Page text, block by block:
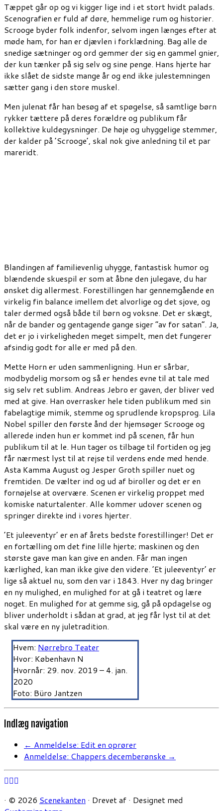
Tæppet går op og vi kigger lige ind i et stort hvidt palads.
Scenografien er fuld af døre, hemmelige rum og historier.
Scrooge byder folk indenfor, selvom ingen længes efter at
møde ham, for han er djævlen i forklædning. Bag alle de
snedige sætninger og ord gemmer der sig en gammel gnier,
der kun tænker på sig selv og sine penge. Hans hjerte har
ikke slået de sidste mange år og end ikke julestemningen
sætter gang i den store muskel.
Men julenat får han besøg af et spøgelse, så samtlige børn
rykker tættere på deres forældre og publikum får
kollektive kuldegysninger. De høje og uhyggelige stemmer,
der kalder på ’Scrooge’, skal nok give anledning til et par
mareridt.
Blandingen af familievenlig uhygge, fantastisk humor og
blændende skuespil er som at åbne den julegave, du har
ønsket dig allermest. Forestillingen har gennemgående en
virkelig fin balance imellem det alvorlige og det sjove, og
taler dermed også både til børn og voksne. Det er skægt,
når de bander og gentagende gange siger ”av for satan”. Ja,
det er jo i virkeligheden meget simpelt, men det fungerer
afsindig godt for alle er med på den.
Mette Horn er uden sammenligning. Hun er sårbar,
modbydelig morsom og så er hendes evne til at tale med
sig selv ret sublim. Andreas Jebro er gaven, der bliver ved
med at give. Han overrasker hele tiden publikum med sin
fabelagtige mimik, stemme og sprudlende kropsprog. Lila
Nobel spiller den første ånd der hjemsøger Scrooge og
allerede inden hun er kommet ind på scenen, får hun
publikum til at le. Hun tager os tilbage til fortiden og jeg
får nærmest lyst til at rejse til verdens ende med hende.
Asta Kamma August og Jesper Groth spiller nuet og
fremtiden. De vælter ind og ud af biroller og det er en
fornøjelse at overvære. Scenen er virkelig proppet med
komiske naturtalenter. Alle kommer udover scenen og
springer direkte ind i vores hjerter.
’Et juleeventyr’ er en af årets bedste forestillinger! Det er
en fortælling om det fine lille hjerte; maskinen og den
største gave man kan give en anden. Får man ingen
kærlighed, kan man ikke give den videre. ’Et juleeventyr’ er
lige så aktuel nu, som den var i 1843. Hver ny dag bringer
en ny mulighed, en mulighed for at gå i teatret og lære
noget. En mulighed for at gemme sig, gå på opdagelse og
bliver underholdt i sådan at grad, at jeg får lyst til at det
skal være en ny juletradition.
Hvem: Nørrebro Teater
Hvor: København N
Hvornår: 29. nov. 2019 – 4. jan.
2020
Foto: Büro Jantzen
Indlæg navigation
← Anmeldelse: Edit en oprører
Anmeldelse: Chappers decemberønske →
· © 2026 Scenekanten · Drevet af · Designet med